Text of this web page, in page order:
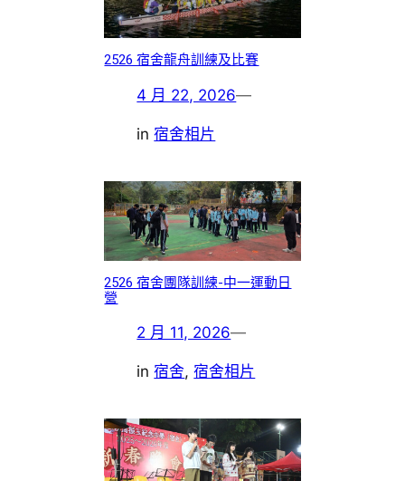
宿舍通告
2526 宿舍龍舟訓練及比賽
4 月 22, 2026—
in宿舍相片
2526 宿舍團隊訓練-中一運動日
營
2 月 11, 2026—
in宿舍, 宿舍相片